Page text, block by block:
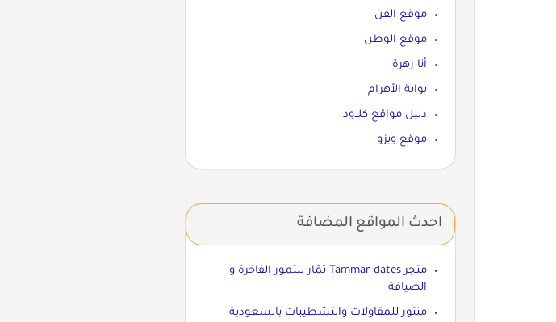
موقع الفن
موقع الوطن
أنا زهرة
بوابة الأهرام
دليل مواقع كلاود
موقع ويزو
احدث المواقع المضافة
متجر Tammar-dates تمّار للتمور الفاخرة و
الضيافة
منتور للمقاولات والتشطيبات بالسعودية